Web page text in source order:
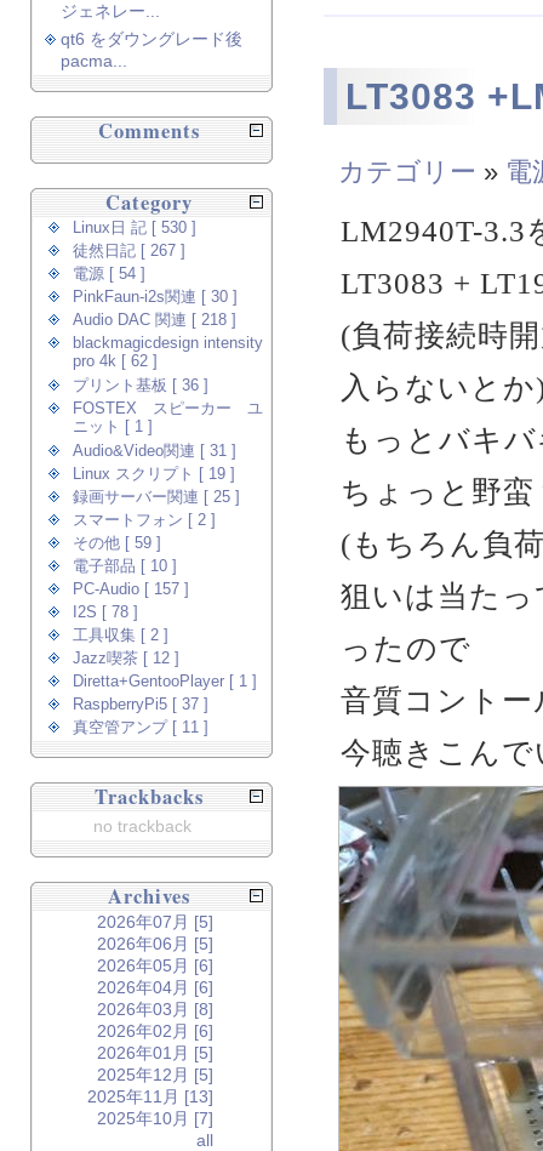
LT3083
カテゴリー » 電
LM2940T-3.3
LT3083 +
(負荷接続時
入らないとか
もっとバキ
ちょっと野
(もちろん負
狙いは当た
ったので
音質コント
今聴きこん
ジェネレー...
qt6 をダウングレード後
pacma...
Comments
Category
Linux日 記 [ 530 ]
徒然日記 [ 267 ]
電源 [ 54 ]
PinkFaun-i2s関連 [ 30 ]
Audio DAC 関連 [ 218 ]
blackmagicdesign intensity
pro 4k [ 62 ]
プリント基板 [ 36 ]
FOSTEX スピーカー ユ
ニット [ 1 ]
Audio&Video関連 [ 31 ]
Linux スクリプト [ 19 ]
録画サーバー関連 [ 25 ]
スマートフォン [ 2 ]
その他 [ 59 ]
電子部品 [ 10 ]
PC-Audio [ 157 ]
I2S [ 78 ]
工具収集 [ 2 ]
Jazz喫茶 [ 12 ]
Diretta+GentooPlayer [ 1 ]
RaspberryPi5 [ 37 ]
真空管アンプ [ 11 ]
Trackbacks
no trackback
Archives
2026年07月 [5]
2026年06月 [5]
2026年05月 [6]
2026年04月 [6]
2026年03月 [8]
2026年02月 [6]
2026年01月 [5]
2025年12月 [5]
2025年11月 [13]
2025年10月 [7]
all